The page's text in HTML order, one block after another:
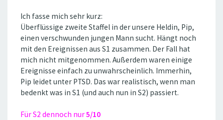
Ich fasse mich sehr kurz:
Überflüssige zweite Staffel in der unsere Heldin, Pip,
einen verschwunden jungen Mann sucht. Hängt noch
mit den Ereignissen aus S1 zusammen. Der Fall hat
mich nicht mitgenommen. Außerdem waren einige
Ereignisse einfach zu unwahrscheinlich. Immerhin,
Pip leidet unter PTSD. Das war realistisch, wenn man
bedenkt was in S1 (und auch nun in S2) passiert.
Für S2 dennoch nur5/10